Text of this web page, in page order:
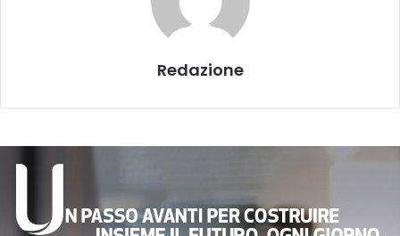
Redazione